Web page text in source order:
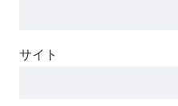
サイト